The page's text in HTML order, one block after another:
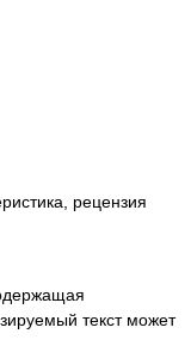
рецензия
текст может